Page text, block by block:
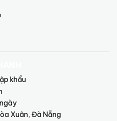
khẩu
Xuân, Đà Nẵng